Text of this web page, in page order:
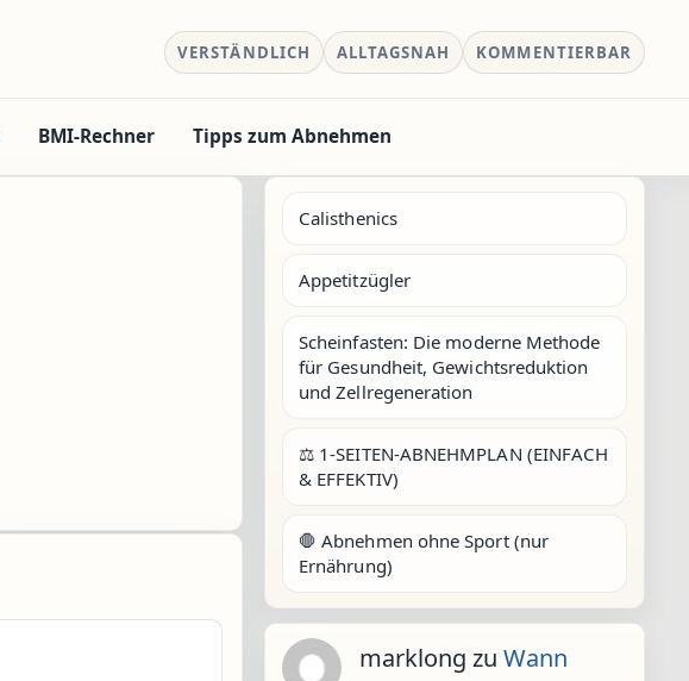
VERSTÄNDLICH ALLTAGSNAH KOMMENTIERBAR
BMI-Rechner Tipps zum Abnehmen
Calisthenics
Appetitzügler
Scheinfasten: Die moderne Methode
für Gesundheit, Gewichtsreduktion
und Zellregeneration
⚖️ 1-SEITEN-ABNEHMPLAN (EINFACH
& EFFEKTIV)
🛑 Abnehmen ohne Sport (nur
Ernährung)
marklong zu Wann